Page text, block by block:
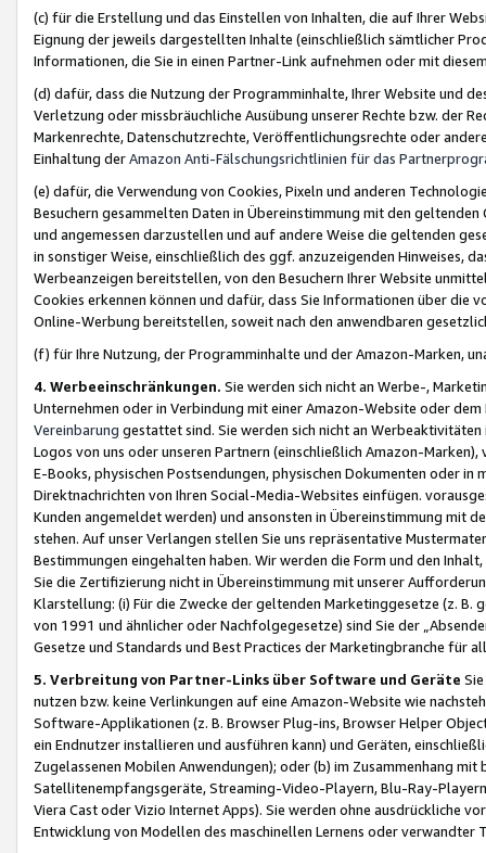
(c) für die Erstellung und das Einstellen von Inhalten, die auf Ihrer
Eignung der jeweils dargestellten Inhalte (einschließlich sämtlicher
Informationen, die Sie in einen Partner-Link aufnehmen oder mit
(d) dafür, dass die Nutzung der Programminhalte, Ihrer Website und
Verletzung oder missbräuchliche Ausübung unserer Rechte bzw. der
Markenrechte, Datenschutzrechte, Veröffentlichungsrechte oder
Einhaltung derAmazon Anti-Fälschungsrichtlinien für das
(e) dafür, die Verwendung von Cookies, Pixeln und anderen
Besuchern gesammelten Daten in Übereinstimmung mit den
und angemessen darzustellen und auf andere Weise die geltenden
in sonstiger Weise, einschließlich des ggf. anzuzeigenden Hinweises,
Werbeanzeigen bereitstellen, von den Besuchern Ihrer Website
Cookies erkennen können und dafür, dass Sie Informationen über die
Online-Werbung bereitstellen, soweit nach den anwendbaren
(f) für Ihre Nutzung, der Programminhalte und der Amazon-Marken,
4. Werbeeinschränkungen. Sie werden sich nicht an Werbe-,
Unternehmen oder in Verbindung mit einer Amazon-Website oder
Vereinbarung gestattet sind. Sie werden sich nicht an
Logos von uns oder unseren Partnern (einschließlich Amazon-
E-Books, physischen Postsendungen, physischen Dokumenten oder in
Direktnachrichten von Ihren Social-Media-Websites einfügen.
Kunden angemeldet werden) und ansonsten in Übereinstimmung mit
stehen. Auf unser Verlangen stellen Sie uns repräsentative
Bestimmungen eingehalten haben. Wir werden die Form und den
Sie die Zertifizierung nicht in Übereinstimmung mit unserer
Klarstellung: (i) Für die Zwecke der geltenden Marketinggesetze (z. B.
von 1991 und ähnlicher oder Nachfolgegesetze) sind Sie der
Gesetze und Standards und Best Practices der Marketingbranche für
5. Verbreitung von Partner-Links über Software und Geräte
nutzen bzw. keine Verlinkungen auf eine Amazon-Website wie
Software-Applikationen (z. B. Browser Plug-ins, Browser Helper
ein Endnutzer installieren und ausführen kann) und Geräten,
Zugelassenen Mobilen Anwendungen); oder (b) im Zusammenhang
Satellitenempfangsgeräte, Streaming-Video-Playern, Blu-Ray-
Viera Cast oder Vizio Internet Apps). Sie werden ohne ausdrückliche
Entwicklung von Modellen des maschinellen Lernens oder